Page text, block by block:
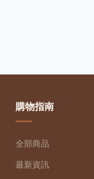
購物指南
全部商品
最新資訊